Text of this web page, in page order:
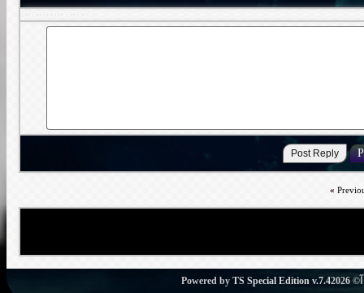
Powered by TS Special Edition v.7.4